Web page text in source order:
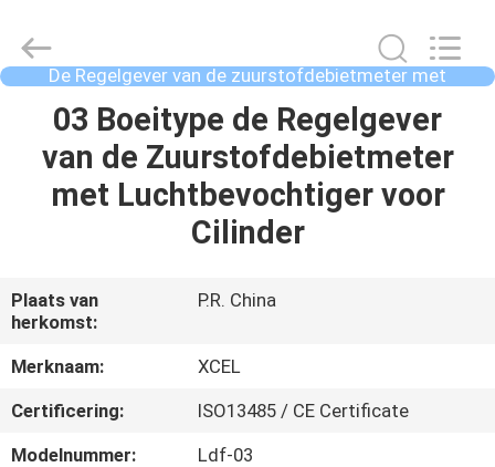
HUIS
PRODUCTEN
ONS
FABRIEKSREIS
KWALITEITSCONTROLE
Ltd..
All
Rights
De Regelgever van de zuurstofdebietmeter met
Luchtbevochtiger
03 Boeitype de Regelgever
van de Zuurstofdebietmeter
met Luchtbevochtiger voor
Cilinder
Plaats van
herkomst:
P.R. China
Merknaam:
XCEL
Certificering:
ISO13485 / CE Certificate
Modelnummer:
Ldf-03